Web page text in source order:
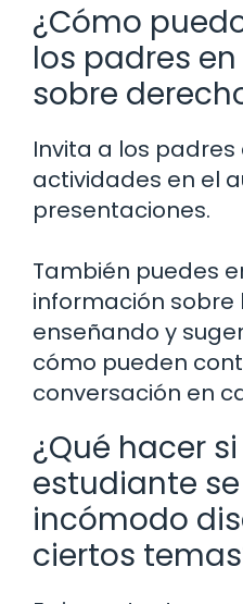
¿Cómo
los padres
sobre
Invita a los
actividades en el
presentaciones.
También puedes
información sobre
enseñando y
cómo pueden
conversación en
¿Qué hacer
estudiante
incómodo
ciertos